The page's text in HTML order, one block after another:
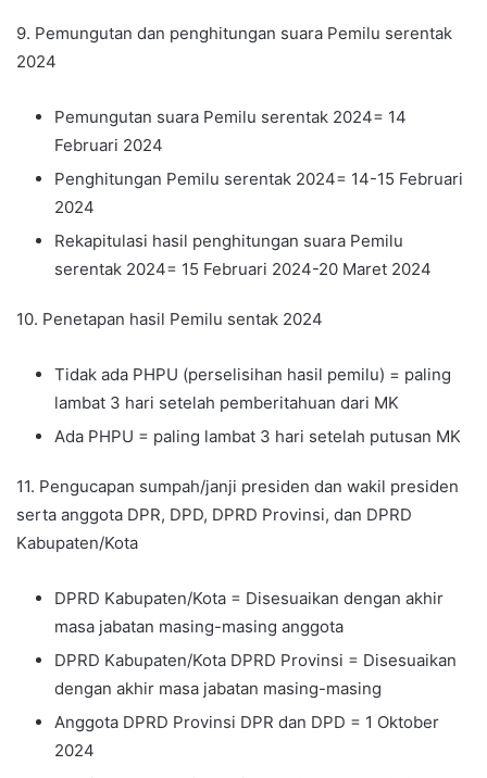
9. Pemungutan dan penghitungan suara Pemilu serentak
2024
Pemungutan suara Pemilu serentak 2024= 14
Februari 2024
Penghitungan Pemilu serentak 2024= 14-15 Februari
2024
Rekapitulasi hasil penghitungan suara Pemilu
serentak 2024= 15 Februari 2024-20 Maret 2024
10. Penetapan hasil Pemilu sentak 2024
Tidak ada PHPU (perselisihan hasil pemilu) = paling
lambat 3 hari setelah pemberitahuan dari MK
Ada PHPU = paling lambat 3 hari setelah putusan MK
11. Pengucapan sumpah/janji presiden dan wakil presiden
serta anggota DPR, DPD, DPRD Provinsi, dan DPRD
Kabupaten/Kota
DPRD Kabupaten/Kota = Disesuaikan dengan akhir
masa jabatan masing-masing anggota
DPRD Kabupaten/Kota DPRD Provinsi = Disesuaikan
dengan akhir masa jabatan masing-masing
Anggota DPRD Provinsi DPR dan DPD = 1 Oktober
2024